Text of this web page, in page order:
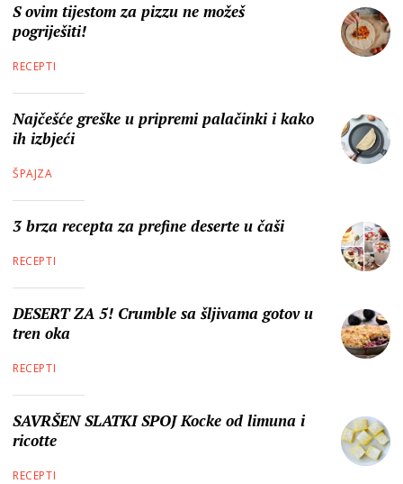
S ovim tijestom za pizzu ne možeš
pogriješiti!
RECEPTI
Najčešće greške u pripremi palačinki i kako
ih izbjeći
ŠPAJZA
3 brza recepta za prefine deserte u čaši
RECEPTI
DESERT ZA 5! Crumble sa šljivama gotov u
tren oka
RECEPTI
SAVRŠEN SLATKI SPOJ Kocke od limuna i
ricotte
RECEPTI